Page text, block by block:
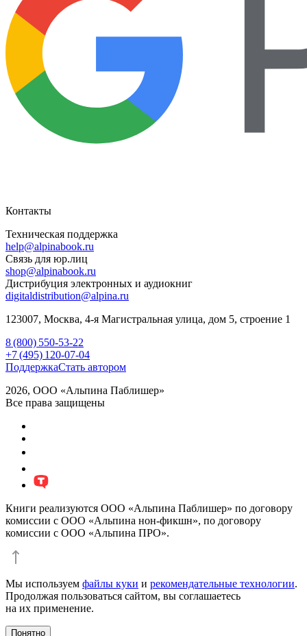
Контакты
Техническая поддержка
help@alpinabook.ru
Связь для юр.лиц
shop@alpinabook.ru
Дистрибуция электронных и аудиокниг
digitaldistribution@alpina.ru
123007, Москва, 4-я Магистральная улица, дом 5, строение 1
8 (800) 550-53-22
+7 (495) 120-07-04
ПоддержкаСтать автором
2026, ООО «Альпина Паблишер»
Все права защищены
Книги реализуются ООО «Альпина Паблишер» по договору
комиссии с ООО «Альпина нон-фикшн», по договору
комиссии с ООО «Альпина ПРО».
Мы используем файлы куки и рекомендательные технологии.
Продолжая пользоваться сайтом, вы соглашаетесь
на их применение.
Понятно